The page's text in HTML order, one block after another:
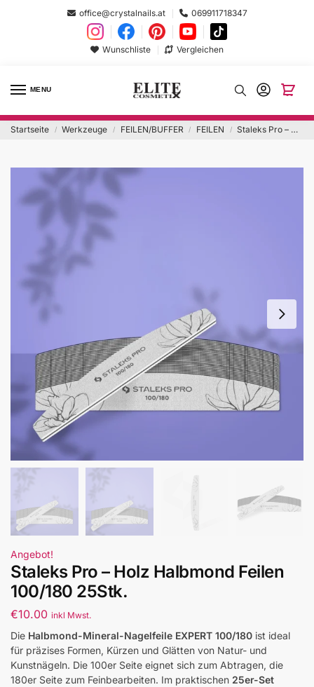
office@crystalnails.at 069911718347
Wunschliste Vergleichen
MENU
Startseite / Werkzeuge / FEILEN/BUFFER / FEILEN / Staleks Pro – Holz Halbmond Feilen 100/180 25Stk.
Angebot!
Staleks Pro – Holz Halbmond Feilen
100/180 25Stk.
€10.00 inkl Mwst.
Die Halbmond-Mineral-Nagelfeile EXPERT 100/180 ist ideal
für präzises Formen, Kürzen und Glätten von Natur- und
Kunstnägeln. Die 100er Seite eignet sich zum Abtragen, die
180er Seite zum Feinbearbeiten. Im praktischen 25er-Set